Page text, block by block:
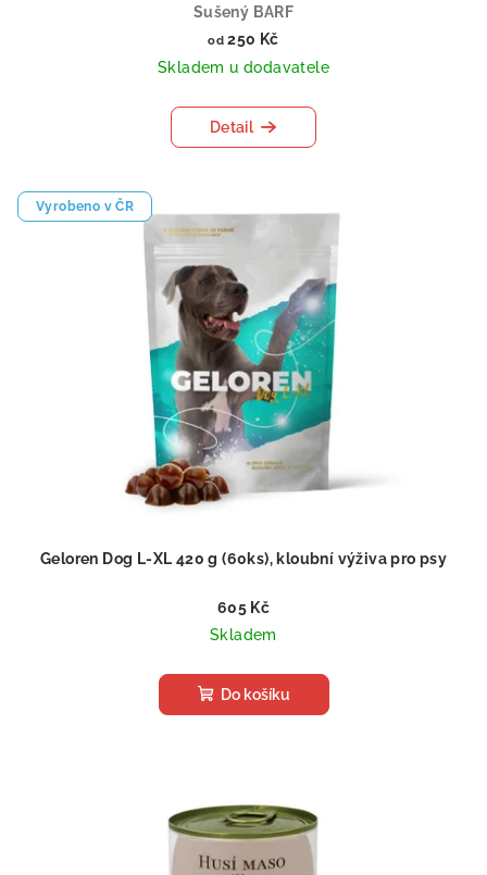
Sušený BARF
od 250 Kč
Skladem u dodavatele
Detail
Vyrobeno v ČR
Geloren Dog L-XL 420 g (60ks), kloubní výživa pro psy
605 Kč
Skladem
Do košíku